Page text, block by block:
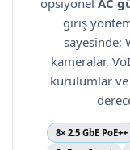
opsiyonel AC
giriş
sayesinde;
kameralar,
kurulumlar
8× 2.5 GbE PoE++